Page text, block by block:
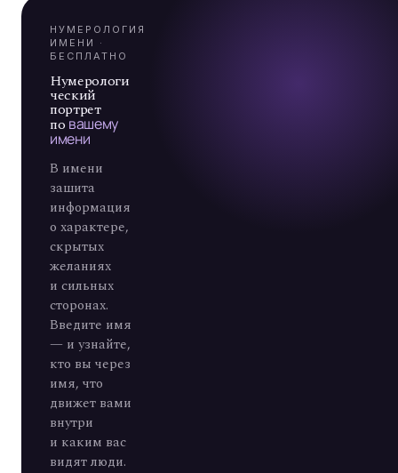
А
7
НУМЕРОЛОГИЯ
ИМЕНИ ·
БЕСПЛАТНО
Нумерологи
ческий
портрет
по вашему
имени
В имени
зашита
информация
о характере,
скрытых
желаниях
и сильных
сторонах.
Введите имя
— и узнайте,
кто вы через
имя, что
движет вами
внутри
и каким вас
видят люди.